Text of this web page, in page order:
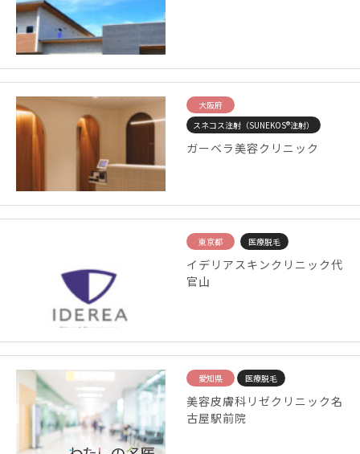
大阪府
スネコス注射（SUNEKOS®注射）
ガーベラ美容クリニック
東京都 医療脱毛
イデリアスキンクリニック代
官山
愛知県 医療脱毛
美容皮膚科リゼクリニック名
古屋駅前院